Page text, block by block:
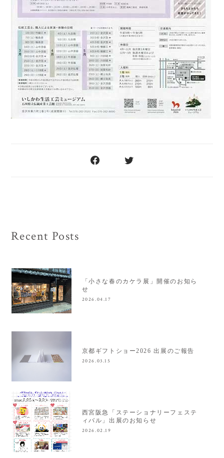
Recent Posts
「小さな春のカケラ展」開催のお知ら
せ
2026.04.17
京都ギフトショー2026 出展のご報告
2026.03.15
西宮阪急「ステーショナリーフェステ
ィバル」出展のお知らせ
2026.02.19